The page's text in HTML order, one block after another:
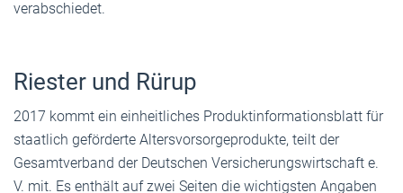
verabschiedet.
Riester und Rürup
2017 kommt ein einheitliches Produktinformationsblatt für
staatlich geförderte Altersvorsorgeprodukte, teilt der
Gesamtverband der Deutschen Versicherungswirtschaft e.
V. mit. Es enthält auf zwei Seiten die wichtigsten Angaben